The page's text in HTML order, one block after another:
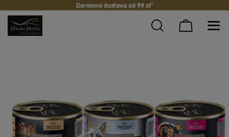
Darmowa dostawa od 99 zł*